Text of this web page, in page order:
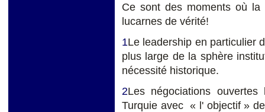
Ce sont des moments où la
lucarnes de vérité!
1Le leadership en particulier
plus large de la sphère
nécessité historique.
2Les négociations
Turquie avec « l' objectif »